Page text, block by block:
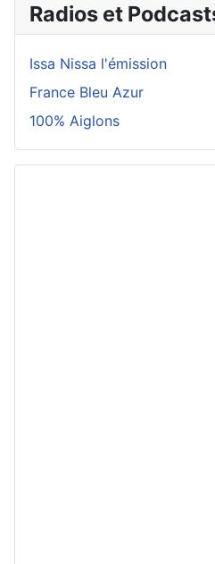
Radios et
Issa Nissa l'émission
France Bleu Azur
100% Aiglons